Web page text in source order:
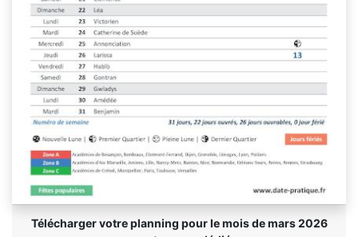
Télécharger votre planning pour le mois de mars 2026